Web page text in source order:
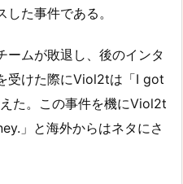
た事件である。
ームが敗退し、後のインタ
受けた際にViol2tは「I got
た。この事件を機にViol2t
」と海外からはネタにさ